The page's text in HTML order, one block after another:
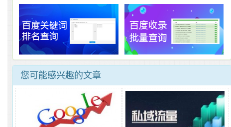
您可能感兴趣的文章